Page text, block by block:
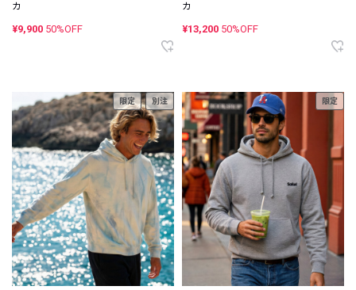
カ
¥9,900 50%OFF
カ
¥13,200 50%OFF
限定 別注 限定